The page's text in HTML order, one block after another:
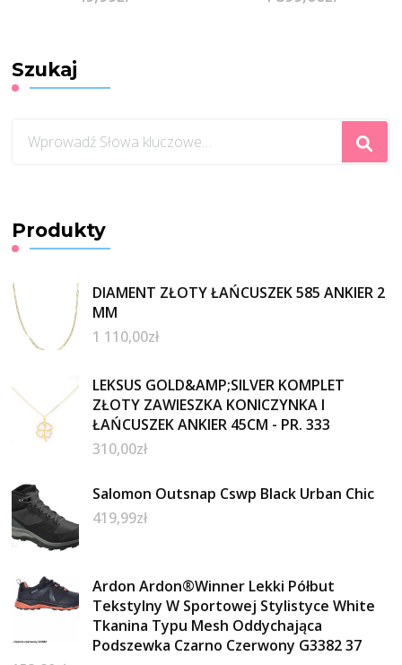
Szukaj
czegoś?
Produkty
DIAMENT ZŁOTY ŁAŃCUSZEK 585 ANKIER 2
MM
1 110,00zł
LEKSUS GOLD&AMP;SILVER KOMPLET
ZŁOTY ZAWIESZKA KONICZYNKA I
ŁAŃCUSZEK ANKIER 45CM - PR. 333
310,00zł
Salomon Outsnap Cswp Black Urban Chic
419,99zł
Ardon Ardon®Winner Lekki Półbut
Tekstylny W Sportowej Stylistyce White
Tkanina Typu Mesh Oddychająca
Podszewka Czarno Czerwony G3382 37